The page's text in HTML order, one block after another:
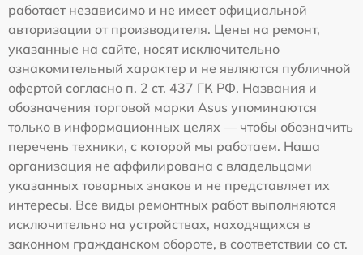
работает независимо и не имеет официальной
авторизации от производителя. Цены на ремонт,
указанные на сайте, носят исключительно
ознакомительный характер и не являются публичной
офертой согласно п. 2 ст. 437 ГК РФ. Названия и
обозначения торговой марки Asus упоминаются
только в информационных целях — чтобы обозначить
перечень техники, с которой мы работаем. Наша
организация не аффилирована с владельцами
указанных товарных знаков и не представляет их
интересы. Все виды ремонтных работ выполняются
исключительно на устройствах, находящихся в
законном гражданском обороте, в соответствии со ст.